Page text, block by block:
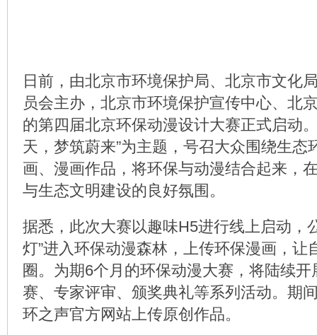
日前，由北京市环境保护局、北京市文化
员会主办，北京市环境保护宣传中心、北
的第四届北京环保动漫设计大赛正式启动
天，梦筑蔚来”为主题，号召大众围绕生态
画、漫画作品，将环保与动漫结合起来，
与生态文明建设的良好氛围。
据悉，此次大赛以趣味H5进行线上启动，
灯”进入环保动漫森林，上传环保漫画，让
圈。为期6个月的环保动漫大赛，将陆续
赛、专家评审、颁奖典礼等系列活动。期
环之声官方网站上传原创作品。